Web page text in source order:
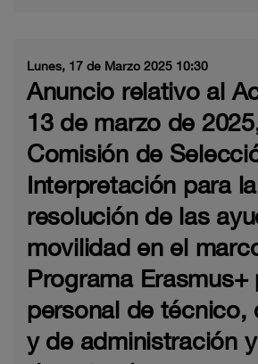
Lunes, 17 de Marzo 2025 10:30
Anuncio relativo al
13 de marzo de
Comisión de
Interpretación para la
resolución de las
movilidad en el
Programa Erasmus+
personal de técnico,
y de administración